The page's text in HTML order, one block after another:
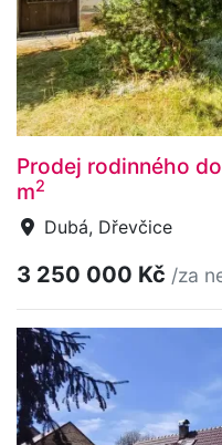
Prodej rodinného
m2
Dubá, Dřevčice
3 250 000 Kč /za